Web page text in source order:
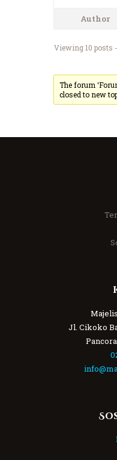
Author
Viewing 10 posts
The forum
closed to new
Jl. Cikoko